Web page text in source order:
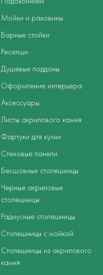
Мойки и раковины
Барные стойки
Ресепшн
Душевые поддоны
Оформление интерьера
Аксессуары
Листы акрилового камня
Фартуки для кухни
Стеновые панели
Бесшовные столешницы
Черные акриловые
столешницы
Радиусные столешницы
Столешницы с мойкой
Столешницы из акрилового
камня